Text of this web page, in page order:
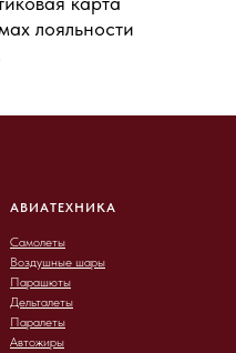
лояльности
АВИАТЕХНИКА
Самолеты
Воздушные шары
Парашюты
Дельталеты
Паралеты
Автожиры